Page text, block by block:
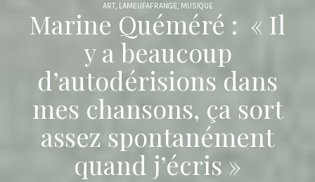
ART, LAMEUFAFRANGE, MUSIQUE
Marine Quéméré : « Il
y a beaucoup
d’autodérisions dans
mes chansons, ça sort
assez spontanément
quand j’écris »